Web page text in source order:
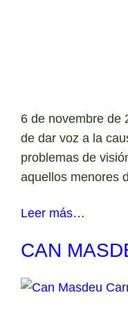
6 de novembre de
de dar voz a la
problemas de
aquellos menores
Leer más…
CAN